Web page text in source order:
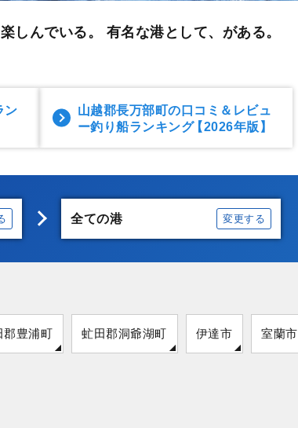
しんでいる。 有名な港として、がある。
ン
山越郡長万部町の口コミ＆レビュ
ー釣り船ランキング【2026年版】
全ての港 変更する
郡豊浦町 虻田郡洞爺湖町 伊達市 室蘭市